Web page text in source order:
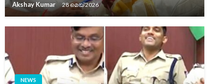
Akshay Kumar 28 മെയ്‌ 2026
NEWS